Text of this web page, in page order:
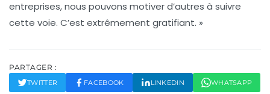
entreprises, nous pouvons motiver d’autres à suivre
cette voie. C’est extrêmement gratifiant. »
PARTAGER :
TWITTER FACEBOOK LINKEDIN WHATSAPP